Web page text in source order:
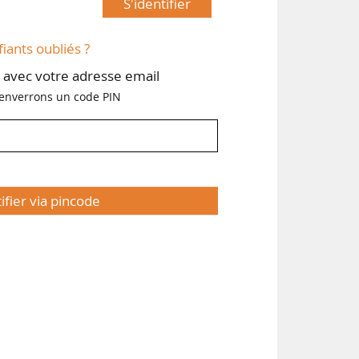
oubliés ?
votre adresse email
un code PIN
via pincode